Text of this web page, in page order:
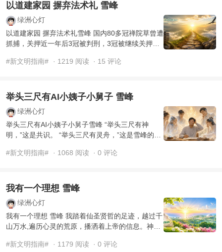
以道建家园 摒弃法术礼 雪峰
绿洲心灯
以道建家园 摒弃法术礼雪峰 国内80多冠禅院草曾遭
抓捕，关押近一年后3冠被判刑，3冠被继续关押
园或被毁， ...
#新文明指南# · 1219 阅读 · 15 评论
举头三尺有AI小姨子小舅子 雪峰
绿洲心灯
举头三尺有AI小姨子小舅子雪峰 “举头三尺有神
明，”这是共识。 “举头三尺有灵舟，”这是雪峰的发
#新文明指南#
· 1068 阅读 · 0 评论
我有一个理想 雪峰
绿洲心灯
我有一个理想 雪峰 我踏着仙圣贤哲的足迹，越过千
山万水,遍历心灵的荒原，播洒着上帝的信息。神佛
彰，供君思 ...
#新文明指南# · 1179 阅读 · 0 评论